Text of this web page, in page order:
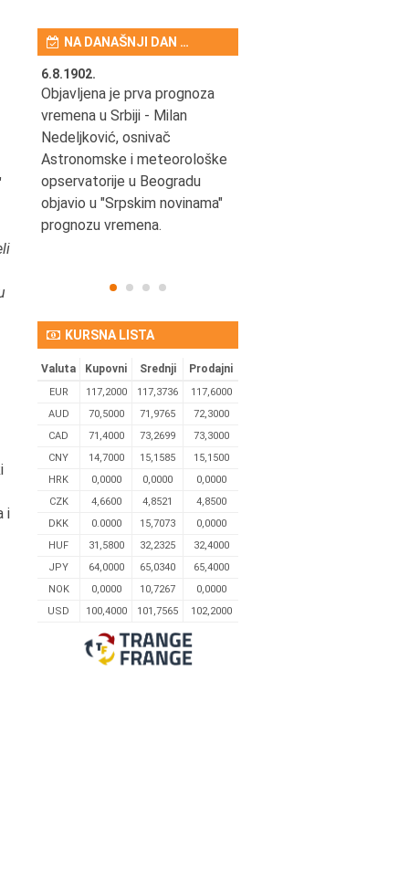
i
NA DANAŠNJI DAN …
6.8.1902.
Objavljena je prva prognoza
vremena u Srbiji - Milan
Nedeljković, osnivač
Astronomske i meteorološke
opservatorije u Beogradu
objavio u "Srpskim novinama"
prognozu vremena.
KURSNA LISTA
Valuta Kupovni Srednji Prodajni
EUR 117,2000 117,3736
117,6000
AUD
70,5000 71,9765
72,3000
CAD
71,4000 73,2699
73,3000
CNY
14,7000 15,1585
15,1500
HRK
0,0000 0,0000
0,0000
CZK
4,6600 4,8521
4,8500
DKK
0.0000 15,7073
0,0000
HUF
31,5800 32,2325
32,4000
JPY
64,0000 65,0340
65,4000
NOK
0,0000 10,7267
0,0000
USD
100,4000 101,7565 102,2000